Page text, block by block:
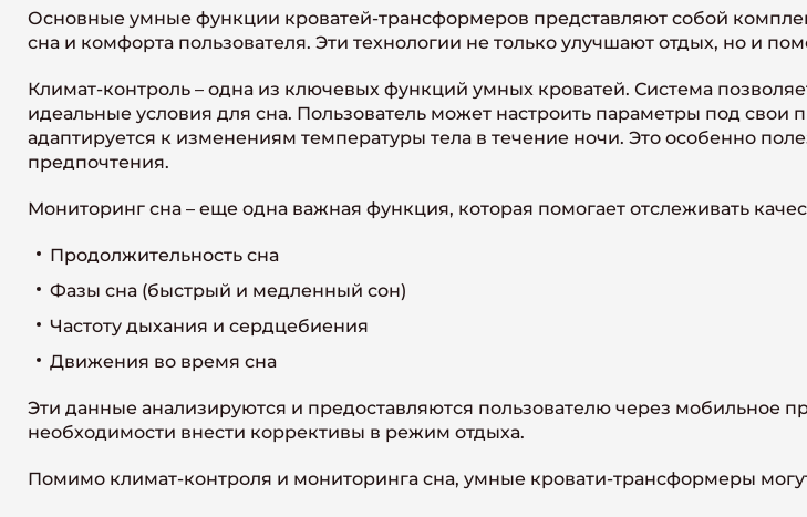
Основные умные функции кроватей-трансформеров представляют собой
сна и комфорта пользователя. Эти технологии не только улучшают отдых, но и
Климат-контроль – одна из ключевых функций умных кроватей. Система
идеальные условия для сна. Пользователь может настроить параметры под
адаптируется к изменениям температуры тела в течение ночи. Это особенно
предпочтения.
Мониторинг сна – еще одна важная функция, которая помогает отслеживать
Продолжительность сна
Фазы сна (быстрый и медленный сон)
Частоту дыхания и сердцебиения
Движения во время сна
Эти данные анализируются и предоставляются пользователю через мобильное
необходимости внести коррективы в режим отдыха.
Помимо климат-контроля и мониторинга сна, умные кровати-трансформеры